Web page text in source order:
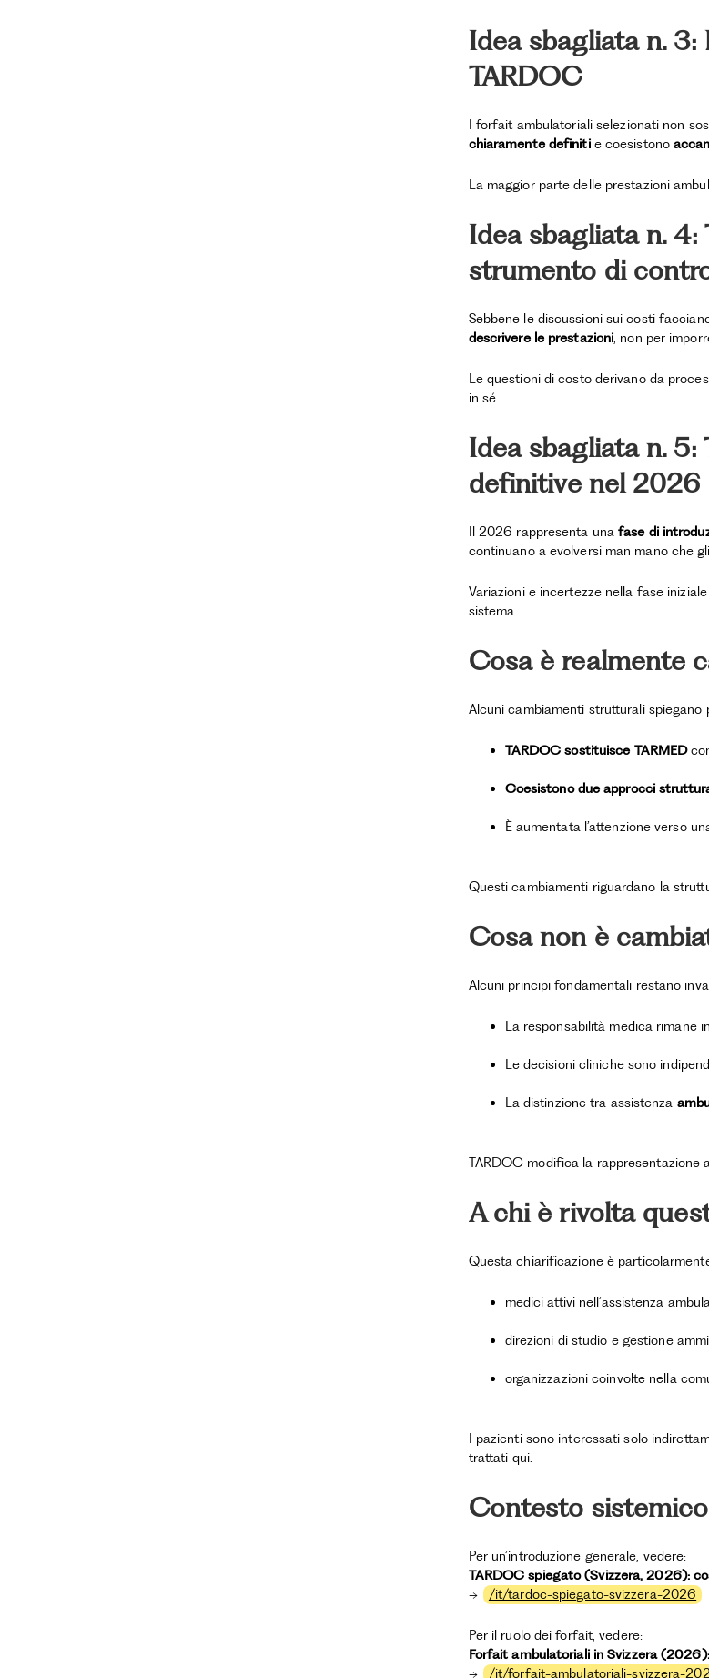
Idea sbagliata n.
TARDOC
I forfait ambulatoriali selezionati non
chiaramente definitie coesistono
La maggior parte delle prestazioni
Idea sbagliata n.
strumento di
Sebbene le discussioni sui costi
descrivere le prestazioni, non per
Le questioni di costo derivano da
in sé.
Idea sbagliata n.
definitive nel 2026
Il 2026 rappresenta unafase di
continuano a evolversi man mano che
Variazioni e incertezze nella fase
sistema.
Cosa è realmente
Alcuni cambiamenti strutturali
TARDOC sostituisce TARMED
Coesistono due approcci
È aumentata l’attenzione verso
Questi cambiamenti riguardano la
Cosa non è
Alcuni principi fondamentali restano
La responsabilità medica rimane
Le decisioni cliniche sono
La distinzione tra assistenza
TARDOC modifica la rappresentazione
A chi è rivolta
Questa chiarificazione è
medici attivi nell’assistenza
direzioni di studio e gestione
organizzazioni coinvolte nella
I pazienti sono interessati solo
trattati qui.
Contesto
Per un’introduzione generale, vedere:
TARDOC spiegato (Svizzera, 2026):
→
/it/tardoc-spiegato-svizzera-2026
Per il ruolo dei forfait, vedere:
Forfait ambulatoriali in Svizzera
→
/it/forfait-ambulatoriali-svizzera-